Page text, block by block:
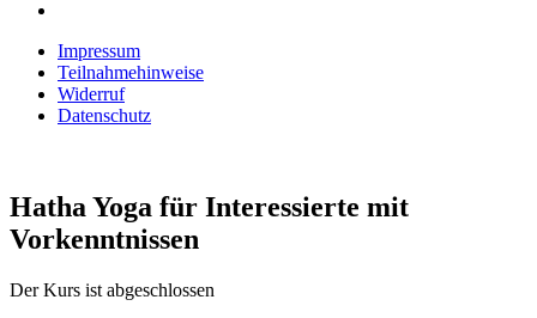
Impressum
Teilnahmehinweise
Widerruf
Datenschutz
Hatha Yoga für Interessierte mit
Vorkenntnissen
Der Kurs ist abgeschlossen